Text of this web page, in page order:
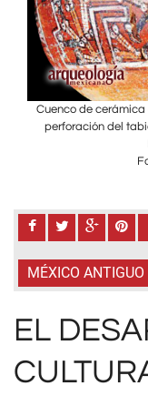
Cuenco de
perforación del
MÉXICO ANTIGUO
EL